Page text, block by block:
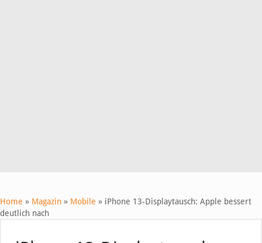
Home » Magazin » Mobile » iPhone 13-Displaytausch: Apple bessert
deutlich nach